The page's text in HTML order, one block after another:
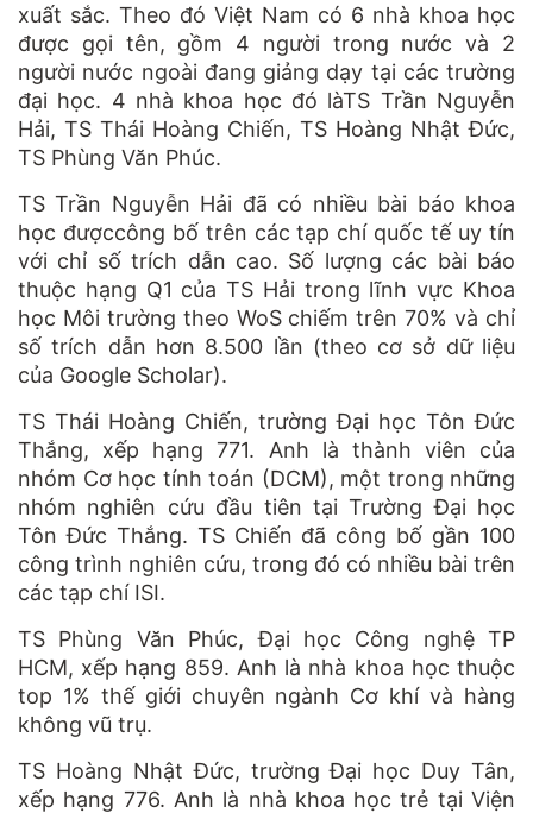
xuất sắc. Theo đó Việt Nam có 6 nhà khoa học
được gọi tên, gồm 4 người trong nước và 2
người nước ngoài đang giảng dạy tại các trường
đại học. 4 nhà khoa học đó làTS Trần Nguyễn
Hải, TS Thái Hoàng Chiến, TS Hoàng Nhật Đức,
TS Phùng Văn Phúc.
TS Trần Nguyễn Hải đã có nhiều bài báo khoa
học đượccông bố trên các tạp chí quốc tế uy tín
với chỉ số trích dẫn cao. Số lượng các bài báo
thuộc hạng Q1 của TS Hải trong lĩnh vực Khoa
học Môi trường theo WoS chiếm trên 70% và chỉ
số trích dẫn hơn 8.500 lần (theo cơ sở dữ liệu
của Google Scholar).
TS Thái Hoàng Chiến, trường Đại học Tôn Đức
Thắng, xếp hạng 771. Anh là thành viên của
nhóm Cơ học tính toán (DCM), một trong những
nhóm nghiên cứu đầu tiên tại Trường Đại học
Tôn Đức Thắng. TS Chiến đã công bố gần 100
công trình nghiên cứu, trong đó có nhiều bài trên
các tạp chí ISI.
TS Phùng Văn Phúc, Đại học Công nghệ TP
HCM, xếp hạng 859. Anh là nhà khoa học thuộc
top 1% thế giới chuyên ngành Cơ khí và hàng
không vũ trụ.
TS Hoàng Nhật Đức, trường Đại học Duy Tân,
xếp hạng 776. Anh là nhà khoa học trẻ tại Viện